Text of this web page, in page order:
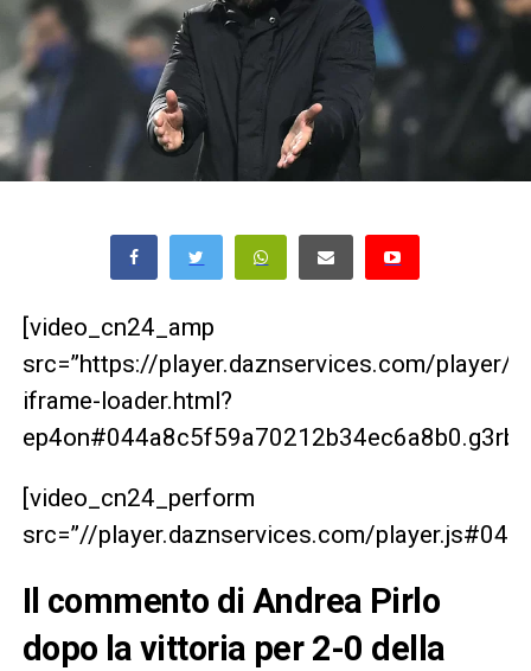
[video_cn24_amp
src=”https://player.daznservices.com/player/
iframe-loader.html?
[video_cn24_perform
src=”//player.daznservices.com/
Il commento di Andrea Pirlo
dopo la vittoria per 2-0 della